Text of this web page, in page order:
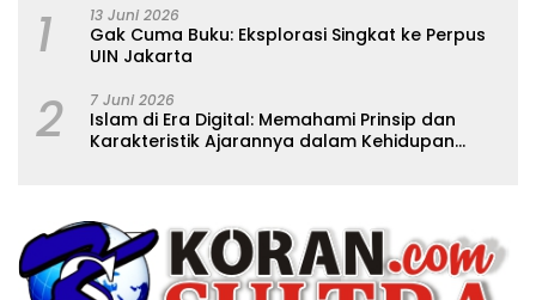
1 13 Juni 2026
Gak Cuma Buku: Eksplorasi Singkat ke Perpus
UIN Jakarta
2 7 Juni 2026
Islam di Era Digital: Memahami Prinsip dan
Karakteristik Ajarannya dalam Kehidupan